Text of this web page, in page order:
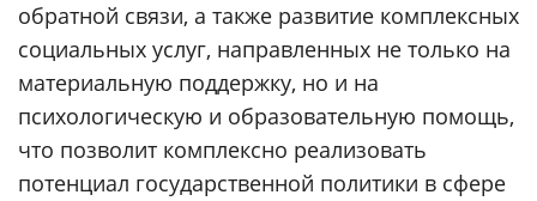
обратной связи, а также развитие комплексных
социальных услуг, направленных не только на
материальную поддержку, но и на
психологическую и образовательную помощь,
что позволит комплексно реализовать
потенциал государственной политики в сфере